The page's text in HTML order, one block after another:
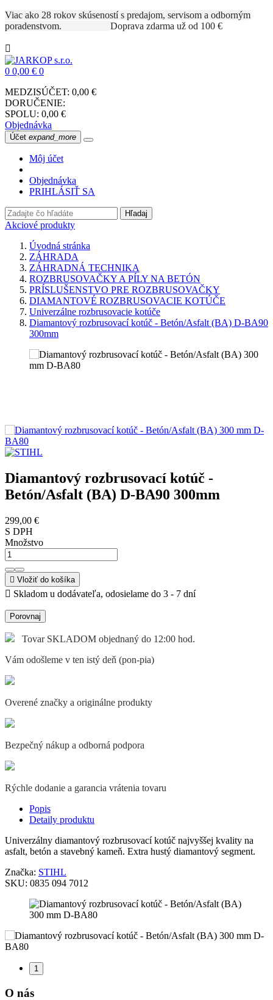
Viac ako 28 rokov skúseností s predajom, servisom a odborným
poradenstvom. Doprava zdarma už od 100 €

0 0,00 € 0
MEDZISÚČET: 0,00 €
DORUČENIE:
SPOLU: 0,00 €
Objednávka
Účet expand_more
Môj účet
Objednávka
PRIHLÁSIŤ SA
Hľadaj
Akciové produkty
Úvodná stránka
ZÁHRADA
ZÁHRADNÁ TECHNIKA
ROZBRUSOVAČKY A PÍLY NA BETÓN
PRÍSLUŠENSTVO PRE ROZBRUSOVAČKY
DIAMANTOVÉ ROZBRUSOVACIE KOTÚČE
Univerzálne rozbrusovacie kotúče
Diamantový rozbrusovací kotúč - Betón/Asfalt (BA) D-BA90
300mm
Diamantový rozbrusovací kotúč -
Betón/Asfalt (BA) D-BA90 300mm
299,00 €
S DPH
Množstvo
 Vložiť do košíka
 Skladom u dodávateľa, odosielame do 3 - 7 dní
Porovnaj
Tovar SKLADOM objednaný do 12:00 hod.
Vám odošleme v ten istý deň (pon-pia)
Overené značky a originálne produkty
Bezpečný nákup a odborná podpora
Rýchle dodanie a garancia vrátenia tovaru
Popis
Detaily produktu
Univerzálny diamantový rozbrusovací kotúč najvyššej kvality na
asfalt, betón a stavebný kameň. Extra hustý diamantový segment.
Značka: STIHL
SKU: 0835 094 7012
1
O nás